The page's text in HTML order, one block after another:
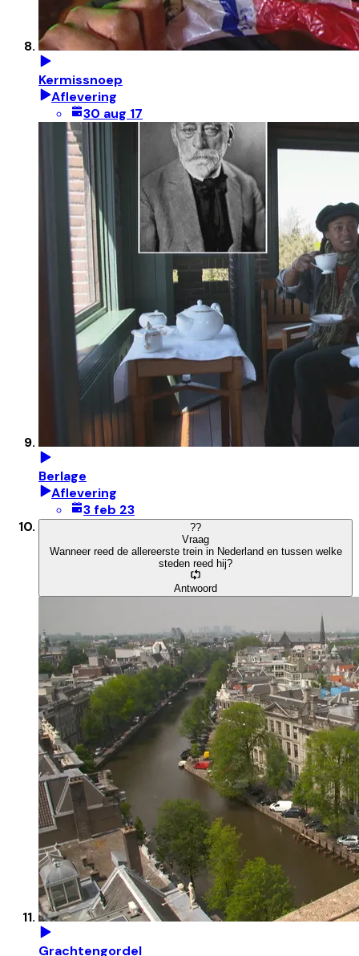
Kermissnoep
Aflevering
30 aug 17
Berlage
Aflevering
3 feb 23
??
Vraag
Wanneer reed de allereerste trein in Nederland en tussen welke
steden reed hij?
Antwoord
Grachtengordel